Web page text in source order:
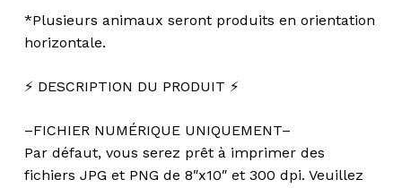
*Plusieurs animaux seront produits en orientation
horizontale.
⚡️ DESCRIPTION DU PRODUIT ⚡️
–FICHIER NUMÉRIQUE UNIQUEMENT–
Par défaut, vous serez prêt à imprimer des
fichiers JPG et PNG de 8″x10″ et 300 dpi. Veuillez